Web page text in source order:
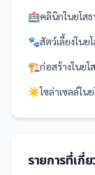
🏥คลินิกในยโสธ
🐾สัตว์เลี้ยงในย
🏗️ก่อสร้างในยโ
☀️โซล่าเซลล์ใน
รายการที่เกี่